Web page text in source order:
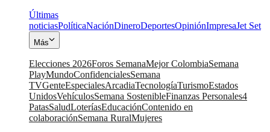
Últimas
noticiasPolíticaNaciónDineroDeportesOpiniónImpresaJet Set
Más
Elecciones 2026Foros SemanaMejor ColombiaSemana
PlayMundoConfidencialesSemana
TVGenteEspecialesArcadiaTecnologíaTurismoEstados
UnidosVehículosSemana SostenibleFinanzas Personales4
PatasSaludLoteríasEducaciónContenido en
colaboraciónSemana RuralMujeres